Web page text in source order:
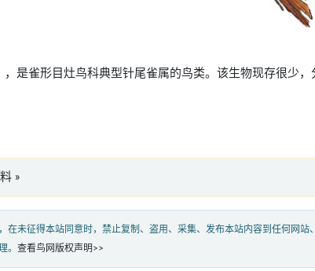
是雀形目灶鸟科典型针尾雀属的鸟类。该生物现存很少，
»
未征得本站同意时，禁止复制、盗用、采集、发布本站内容到任何网站
。 查看鸟网版权声明>>